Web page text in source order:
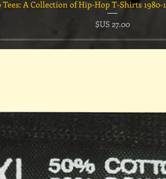
العرض السريع
السعر‏27.00 US$